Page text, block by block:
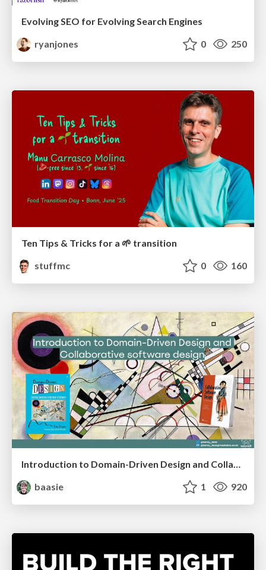
Evolving SEO for Evolving Search Engines
ryanjones
0 250
Ten Tips & Tricks for a 🌱 transition
stuffmc
0 160
Introduction to Domain-Driven Design and Collaborative software design
baasie
1 920